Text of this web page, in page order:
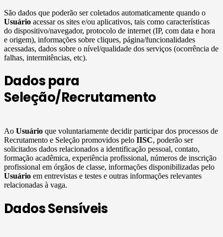
São dados que poderão ser coletados automaticamente quando o
Usuário acessar os sites e/ou aplicativos, tais como características
do dispositivo/navegador, protocolo de internet (IP, com data e hora
e origem), informações sobre cliques, página/funcionalidades
acessadas, dados sobre o nível/qualidade dos serviços (ocorrência de
falhas, intermitências, etc).
Dados para
Seleção/Recrutamento
Ao Usuário que voluntariamente decidir participar dos processos de
Recrutamento e Seleção promovidos pelo IISC, poderão ser
solicitados dados relacionados a identificação pessoal, contato,
formação acadêmica, experiência profissional, números de inscrição
profissional em órgãos de classe, informações disponibilizadas pelo
Usuário em entrevistas e testes e outras informações relevantes
relacionadas à vaga.
Dados Sensíveis